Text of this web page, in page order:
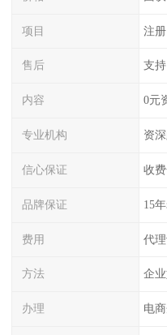
项目 注
售后 支持
内容 0元
专业机构 资
信心保证 收
品牌保证 15
费用 代
方法 企
办理 电